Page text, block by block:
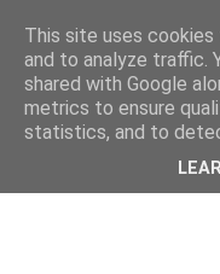
This site uses
and to analyze traffic.
shared with Google
metrics to ensure
statistics, and to